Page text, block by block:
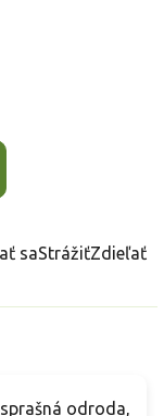
saStrážiťZdieľať
odroda,